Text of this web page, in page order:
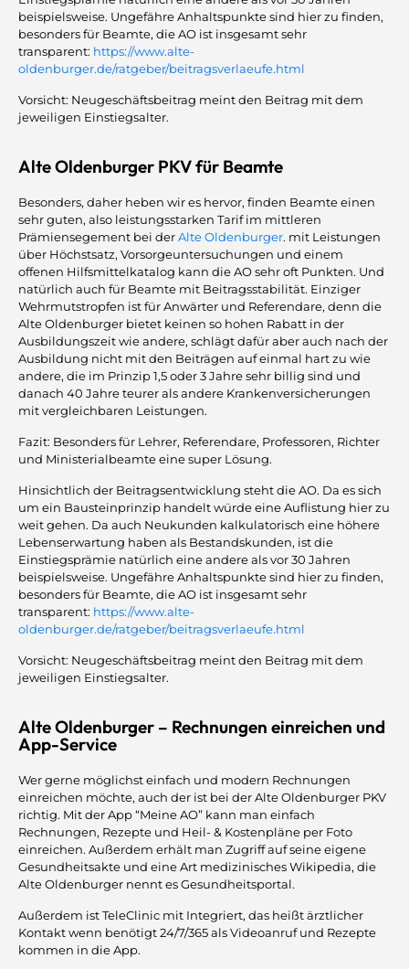
beispielsweise. Ungefähre Anhaltspunkte sind hier zu finden,
besonders für Beamte, die AO ist insgesamt sehr
transparent: https://www.alte-
oldenburger.de/ratgeber/beitragsverlaeufe.html
Vorsicht: Neugeschäftsbeitrag meint den Beitrag mit dem
jeweiligen Einstiegsalter.
Alte Oldenburger PKV für Beamte
Besonders, daher heben wir es hervor, finden Beamte einen
sehr guten, also leistungsstarken Tarif im mittleren
Prämiensegement bei derAlte Oldenburger. mit Leistungen
über Höchstsatz, Vorsorgeuntersuchungen und einem
offenen Hilfsmittelkatalog kann die AO sehr oft Punkten. Und
natürlich auch für Beamte mit Beitragsstabilität. Einziger
Wehrmutstropfen ist für Anwärter und Referendare, denn die
Alte Oldenburger bietet keinen so hohen Rabatt in der
Ausbildungszeit wie andere, schlägt dafür aber auch nach der
Ausbildung nicht mit den Beiträgen auf einmal hart zu wie
andere, die im Prinzip 1,5 oder 3 Jahre sehr billig sind und
danach 40 Jahre teurer als andere Krankenversicherungen
mit vergleichbaren Leistungen.
Fazit: Besonders für Lehrer, Referendare, Professoren, Richter
und Ministerialbeamte eine super Lösung.
Hinsichtlich der Beitragsentwicklung steht die AO. Da es sich
um ein Bausteinprinzip handelt würde eine Auflistung hier zu
weit gehen. Da auch Neukunden kalkulatorisch eine höhere
Lebenserwartung haben als Bestandskunden, ist die
Einstiegsprämie natürlich eine andere als vor 30 Jahren
beispielsweise. Ungefähre Anhaltspunkte sind hier zu finden,
besonders für Beamte, die AO ist insgesamt sehr
transparent: https://www.alte-
oldenburger.de/ratgeber/beitragsverlaeufe.html
Vorsicht: Neugeschäftsbeitrag meint den Beitrag mit dem
jeweiligen Einstiegsalter.
Alte Oldenburger – Rechnungen einreichen und
App-Service
Wer gerne möglichst einfach und modern Rechnungen
einreichen möchte, auch der ist bei der Alte Oldenburger PKV
richtig. Mit der App “Meine AO” kann man einfach
Rechnungen, Rezepte und Heil- & Kostenpläne per Foto
einreichen. Außerdem erhält man Zugriff auf seine eigene
Gesundheitsakte und eine Art medizinisches Wikipedia, die
Alte Oldenburger nennt es Gesundheitsportal.
Außerdem ist TeleClinic mit Integriert, das heißt ärztlicher
Kontakt wenn benötigt 24/7/365 als Videoanruf und Rezepte
kommen in die App.